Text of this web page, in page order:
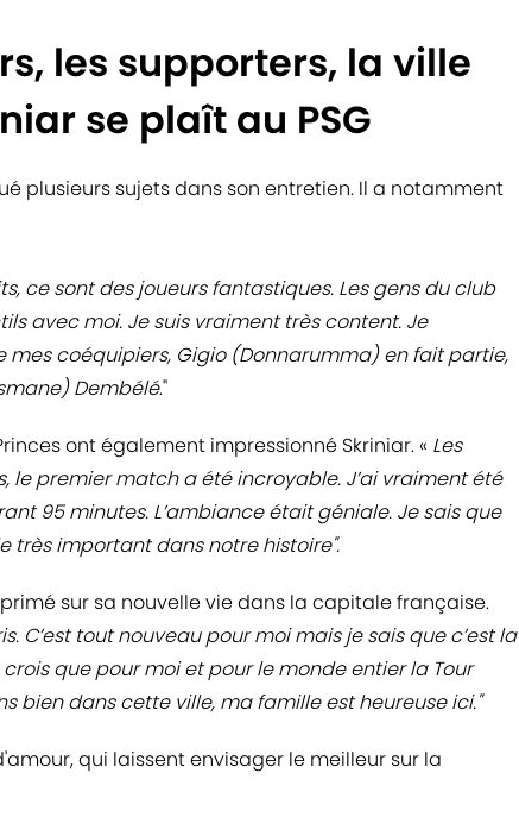
les supporters, la ville
se plaît au PSG
plusieurs sujets dans son entretien. Il a notamment
ce sont des joueurs fantastiques. Les gens du club
avec moi. Je suis vraiment très content. Je
coéquipiers, Gigio (Donnarumma) en fait partie,
Dembélé."
ont également impressionné Skriniar. « Les
le premier match a été incroyable. J’ai vraiment été
95 minutes. L’ambiance était géniale. Je sais que
très important dans notre histoire".
sur sa nouvelle vie dans la capitale française.
C’est tout nouveau pour moi mais je sais que c’est la
que pour moi et pour le monde entier la Tour
bien dans cette ville, ma famille est heureuse ici."
qui laissent envisager le meilleur sur la